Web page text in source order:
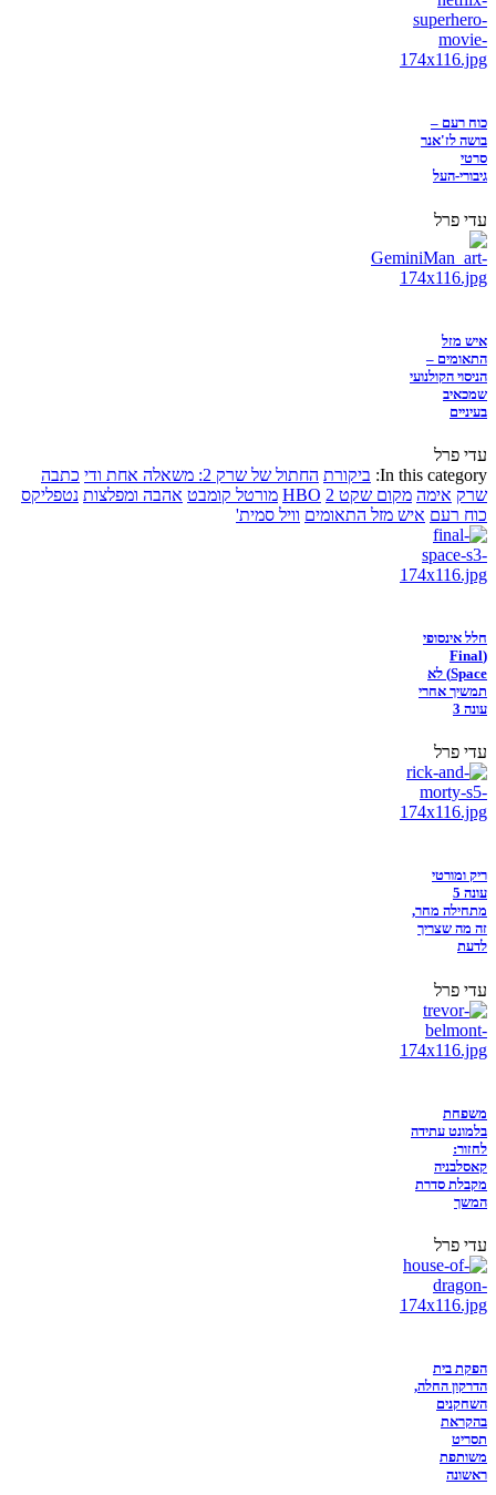
כוח רעם –
בושה לז'אנר
סרטי
גיבורי-העל
עדי פרל
איש מזל
התאומים –
הניסוי הקולנועי
שמכאיב
בעיניים
עדי פרל
In this category: ביקורת החתול של שרק 2: משאלה אחת ודי
כתבה
שרק אימה מקום שקט 2 HBO מורטל קומבט אהבה ומפלצות נטפליקס
כוח רעם איש מזל התאומים וויל סמית'
חלל אינסופי
(Final
Space) לא
תמשיך אחרי
עונה 3
עדי פרל
ריק ומורטי
עונה 5
מתחילה מחר,
זה מה שצריך
לדעת
עדי פרל
משפחת
בלמונט עתידה
לחזור:
קאסלבניה
מקבלת סדרת
המשך
עדי פרל
הפקת בית
הדרקון החלה,
השחקנים
בהקראת
תסריט
משותפת
ראשונה